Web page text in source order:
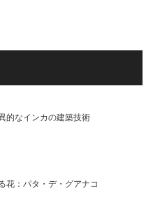
的なインカの建築技術
花：パタ・デ・グアナコ